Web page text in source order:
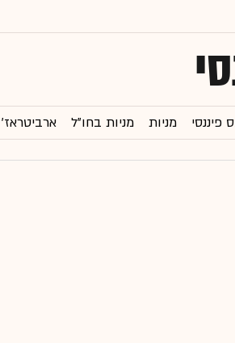
פיננסי מניות מניות בחו"ל ארביטראז'